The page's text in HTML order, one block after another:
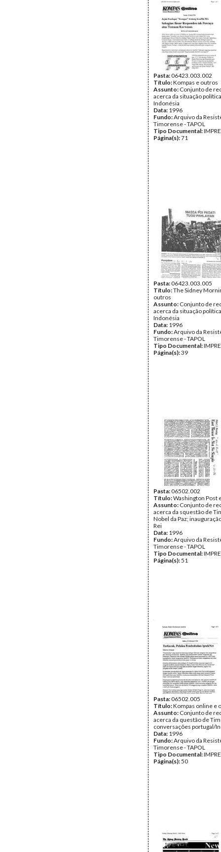
Pasta:06423.003.002
Título:Kompas e outros
Assunto: Conjunto de
acerca da situação
Indonésia
Data: 1996
Fundo:Arquivo da
Timorense - TAPOL
Tipo Documental:
Página(s):71
Pasta:06423.003.005
Título:The Sidney
outros
Assunto: Conjunto de
acerca da situação
Indonésia
Data: 1996
Fundo:Arquivo da
Timorense - TAPOL
Tipo Documental:
Página(s):39
Pasta:06502.002
Título:Washington Post
Assunto: Conjunto de
acerca da squestão de
Nobel da Paz;
Rei
Data: 1996
Fundo:Arquivo da
Timorense - TAPOL
Tipo Documental:
Página(s):51
Pasta:06502.005
Título:Kompas online e
Assunto: Conjunto de
acerca da questão de
conversações portugal/
Data: 1996
Fundo:Arquivo da
Timorense - TAPOL
Tipo Documental:
Página(s):50